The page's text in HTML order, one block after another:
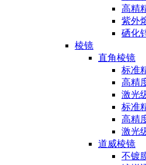
高精
紫外
硒化
棱镜
直角棱镜
标准
高精
激光
标准
高精
激光
道威棱镜
不镀